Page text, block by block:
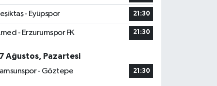
- Eyüpspor 21:30
- Erzurumspor FK 21:30
Ağustos, Pazartesi
- Göztepe
21:30